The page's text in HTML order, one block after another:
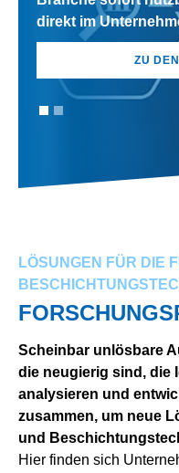
direkt im
ZU
direkt im
ZU
LÖSUNGEN FÜR DIE
Scheinbar unlösbare
die neugierig sind, die
analysieren und
zusammen, um neue
und
Hier finden sich